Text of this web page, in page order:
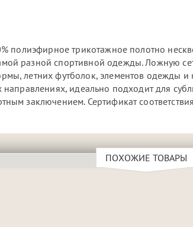
полиэфирное трикотажное полотно
разной спортивной одежды. Ложную
летних футболок, элементов одежды и
идеально подходит для
заключением. Сертификат
ПОХОЖИЕ ТОВАРЫ